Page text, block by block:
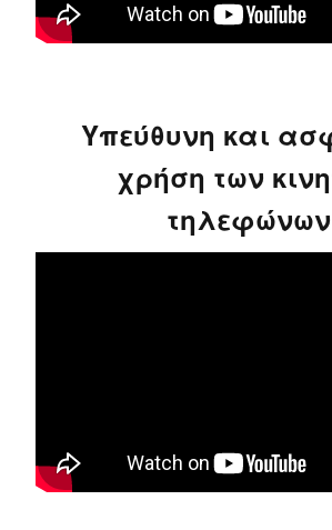
Υπεύθυνη και
χρήση των
τηλεφώνων